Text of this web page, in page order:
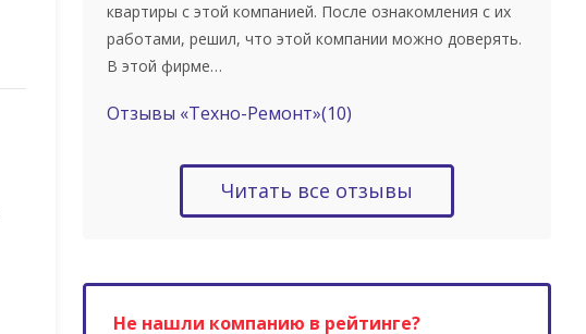
квартиры с этой компанией. После ознакомления с их
работами, решил, что этой компании можно доверять.
В этой фирме…
Отзывы «Техно-Ремонт»(10)
Читать все отзывы
Не нашли компанию в рейтинге?